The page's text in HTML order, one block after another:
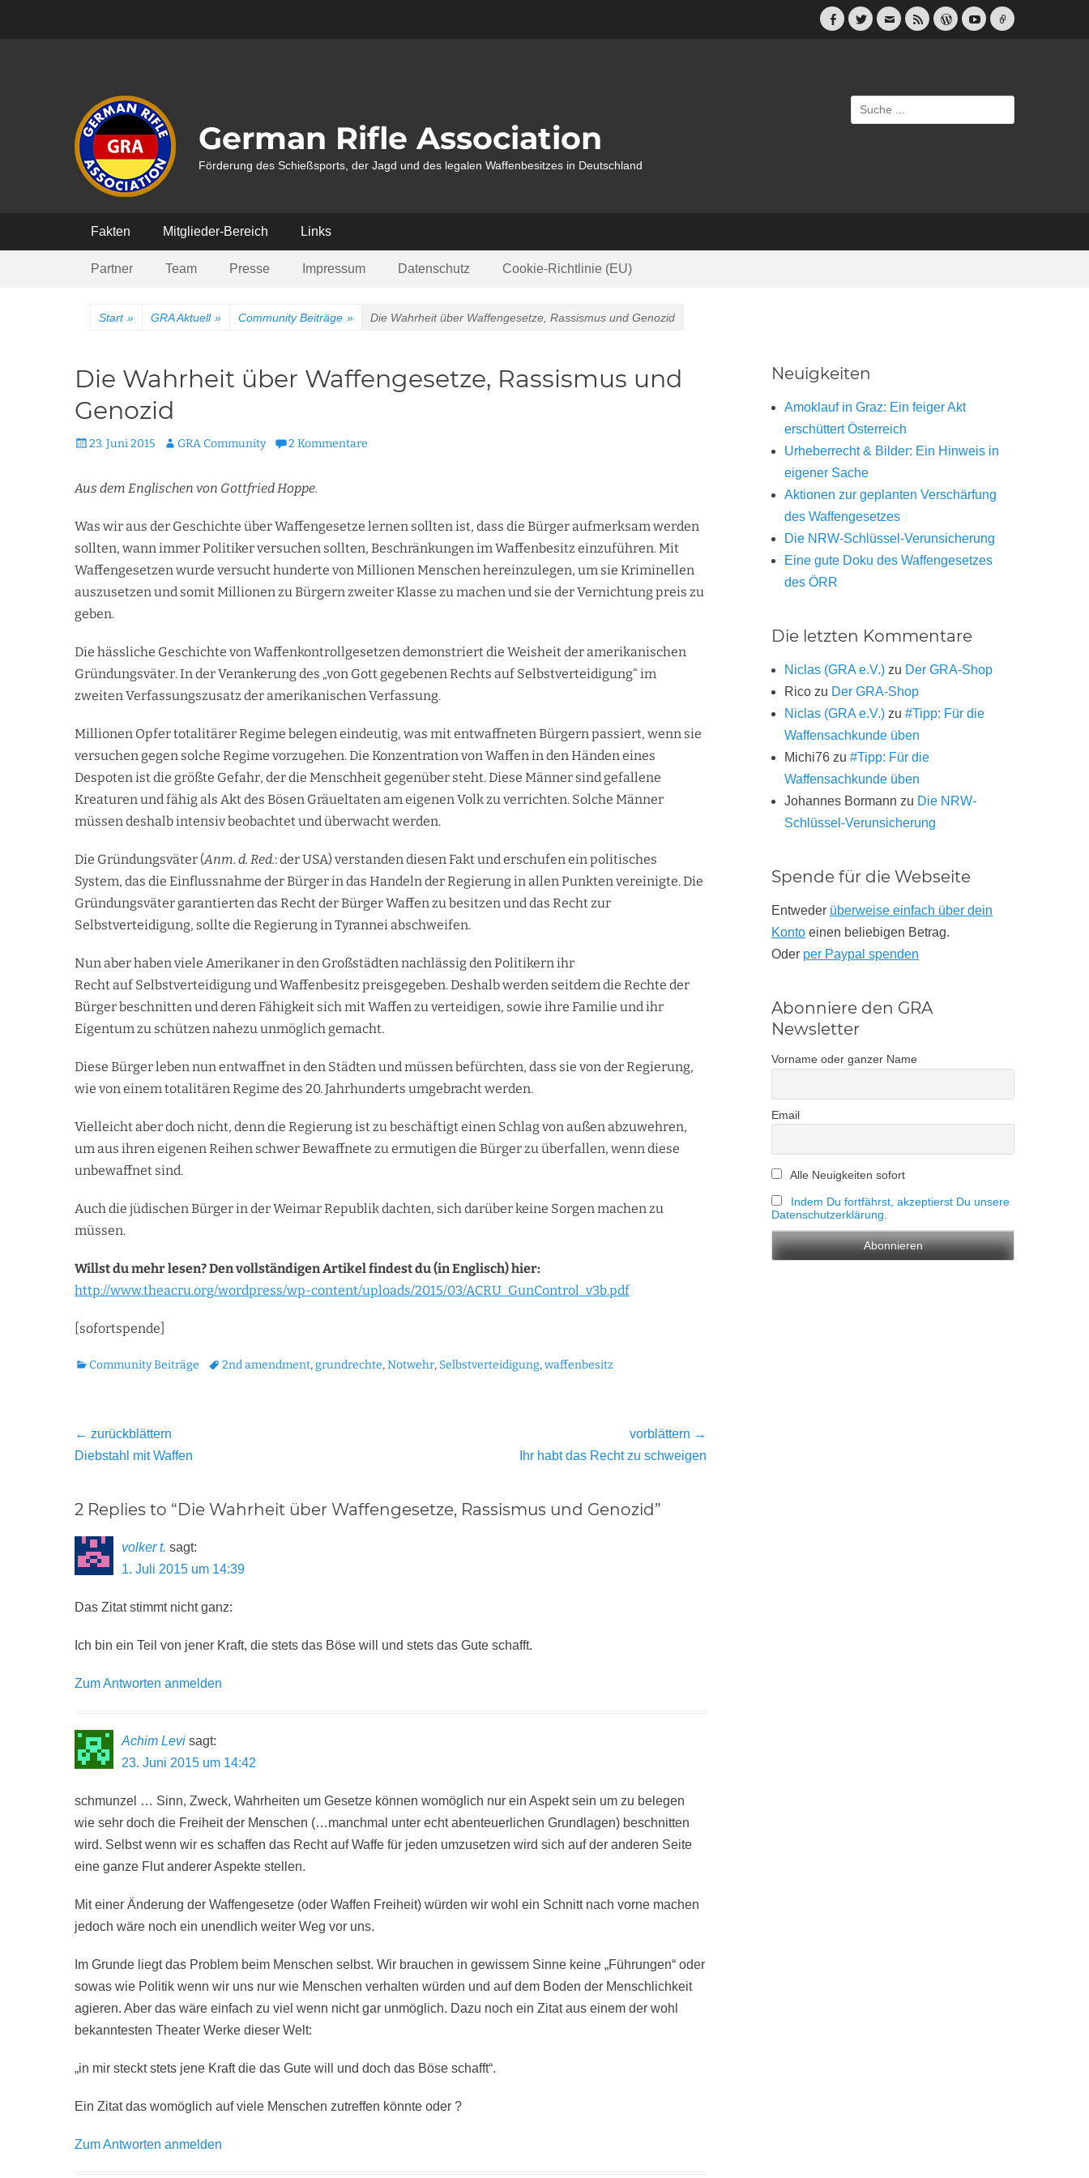
Facebook
Twitter
E-
Feed WordPress
YouTube
Link
German Rifle Association
Förderung des Schießsports, der Jagd und des legalen Waffenbesitzes in Deutschland
Suche
nach:
Hauptmenü
Fakten Mitglieder-Bereich Links
Submenü
Partner Team Presse Impressum Datenschutz Cookie-Richtlinie (EU)
Start » GRA Aktuell » Community Beiträge » Die Wahrheit über Waffengesetze, Rassismus und Genozid
Die Wahrheit über Waffengesetze, Rassismus und
Genozid
Veröffentlicht
23. Juni 2015 AutorGRA Community 2 Kommentare
Aus dem Englischen von Gottfried Hoppe.
Was wir aus der Geschichte über Waffengesetze lernen sollten ist, dass die Bürger aufmerksam werden
sollten, wann immer Politiker versuchen sollten, Beschränkungen im Waffenbesitz einzuführen. Mit
Waffengesetzen wurde versucht hunderte von Millionen Menschen hereinzulegen, um sie Kriminellen
auszusetzen und somit Millionen zu Bürgern zweiter Klasse zu machen und sie der Vernichtung preis zu
geben.
Die hässliche Geschichte von Waffenkontrollgesetzen demonstriert die Weisheit der amerikanischen
Gründungsväter. In der Verankerung des „von Gott gegebenen Rechts auf Selbstverteidigung“ im
zweiten Verfassungszusatz der amerikanischen Verfassung.
Millionen Opfer totalitärer Regime belegen eindeutig, was mit entwaffneten Bürgern passiert, wenn sie
versuchen gegen solche Regime vorzugehen. Die Konzentration von Waffen in den Händen eines
Despoten ist die größte Gefahr, der die Menschheit gegenüber steht. Diese Männer sind gefallene
Kreaturen und fähig als Akt des Bösen Gräueltaten am eigenen Volk zu verrichten. Solche Männer
müssen deshalb intensiv beobachtet und überwacht werden.
Die Gründungsväter (Anm. d. Red.: der USA) verstanden diesen Fakt und erschufen ein politisches
System, das die Einflussnahme der Bürger in das Handeln der Regierung in allen Punkten vereinigte. Die
Gründungsväter garantierten das Recht der Bürger Waffen zu besitzen und das Recht zur
Selbstverteidigung, sollte die Regierung in Tyrannei abschweifen.
Nun aber haben viele Amerikaner in den Großstädten nachlässig den Politikern ihr
Recht auf Selbstverteidigung und Waffenbesitz preisgegeben. Deshalb werden seitdem die Rechte der
Bürger beschnitten und deren Fähigkeit sich mit Waffen zu verteidigen, sowie ihre Familie und ihr
Eigentum zu schützen nahezu unmöglich gemacht.
Diese Bürger leben nun entwaffnet in den Städten und müssen befürchten, dass sie von der Regierung,
wie von einem totalitären Regime des 20. Jahrhunderts umgebracht werden.
Vielleicht aber doch nicht, denn die Regierung ist zu beschäftigt einen Schlag von außen abzuwehren,
um aus ihren eigenen Reihen schwer Bewaffnete zu ermutigen die Bürger zu überfallen, wenn diese
unbewaffnet sind.
Auch die jüdischen Bürger in der Weimar Republik dachten, sich darüber keine Sorgen machen zu
müssen.
Willst du mehr lesen? Den vollständigen Artikel findest du (in Englisch) hier:
http://www.theacru.org/wordpress/wp-content/uploads/2015/03/ACRU_GunControl_v3b.pdf
[sofortspende]
Kategorien
Community Beiträge Tags2nd amendment,grundrechte,Notwehr, Selbstverteidigung,waffenbesitz
Beitragsnavigation
← zurückblättern
Vorheriger
Diebstahl mit Waffen
vorblättern →
Ihr habt das Recht zu schweigen
2 Replies to “Die Wahrheit über Waffengesetze, Rassismus und Genozid”
volker t. sagt:
1. Juli 2015 um 14:39
Das Zitat stimmt nicht ganz:
Ich bin ein Teil von jener Kraft, die stets das Böse will und stets das Gute schafft.
Zum Antworten anmelden
Achim Levi sagt:
23. Juni 2015 um 14:42
schmunzel … Sinn, Zweck, Wahrheiten um Gesetze können womöglich nur ein Aspekt sein um zu belegen
wie sehr doch die Freiheit der Menschen (…manchmal unter echt abenteuerlichen Grundlagen) beschnitten
wird. Selbst wenn wir es schaffen das Recht auf Waffe für jeden umzusetzen wird sich auf der anderen Seite
eine ganze Flut anderer Aspekte stellen.
Mit einer Änderung der Waffengesetze (oder Waffen Freiheit) würden wir wohl ein Schnitt nach vorne machen
jedoch wäre noch ein unendlich weiter Weg vor uns.
Im Grunde liegt das Problem beim Menschen selbst. Wir brauchen in gewissem Sinne keine „Führungen“ oder
sowas wie Politik wenn wir uns nur wie Menschen verhalten würden und auf dem Boden der Menschlichkeit
agieren. Aber das wäre einfach zu viel wenn nicht gar unmöglich. Dazu noch ein Zitat aus einem der wohl
bekanntesten Theater Werke dieser Welt:
„in mir steckt stets jene Kraft die das Gute will und doch das Böse schafft“.
Ein Zitat das womöglich auf viele Menschen zutreffen könnte oder ?
Zum Antworten anmelden
Neuigkeiten
Amoklauf in Graz: Ein feiger Akt
erschüttert Österreich
Urheberrecht & Bilder: Ein Hinweis in
eigener Sache
Aktionen zur geplanten Verschärfung
des Waffengesetzes
Die NRW-Schlüssel-Verunsicherung
Eine gute Doku des Waffengesetzes
des ÖRR
Die letzten Kommentare
Niclas (GRA e.V.) zu Der GRA-Shop
Rico zu Der GRA-Shop
Niclas (GRA e.V.) zu #Tipp: Für die
Waffensachkunde üben
Michi76 zu #Tipp: Für die
Waffensachkunde üben
Johannes Bormann zu Die NRW-
Schlüssel-Verunsicherung
Spende für die Webseite
Entweder überweise einfach über dein
Konto einen beliebigen Betrag.
Oder per Paypal spenden
Abonniere den GRA
Newsletter
Vorname oder ganzer Name
Email
Alle Neuigkeiten sofort
Indem Du fortfährst, akzeptierst Du unsere
Datenschutzerklärung.